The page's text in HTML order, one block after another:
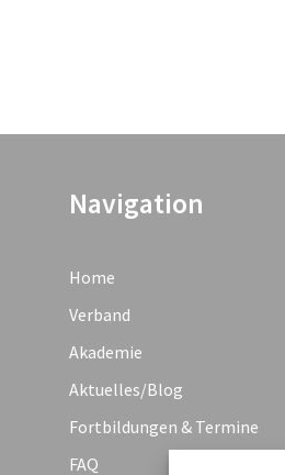
Navigation
Home
Verband
Akademie
Aktuelles/Blog
Fortbildungen & Termine
FAQ